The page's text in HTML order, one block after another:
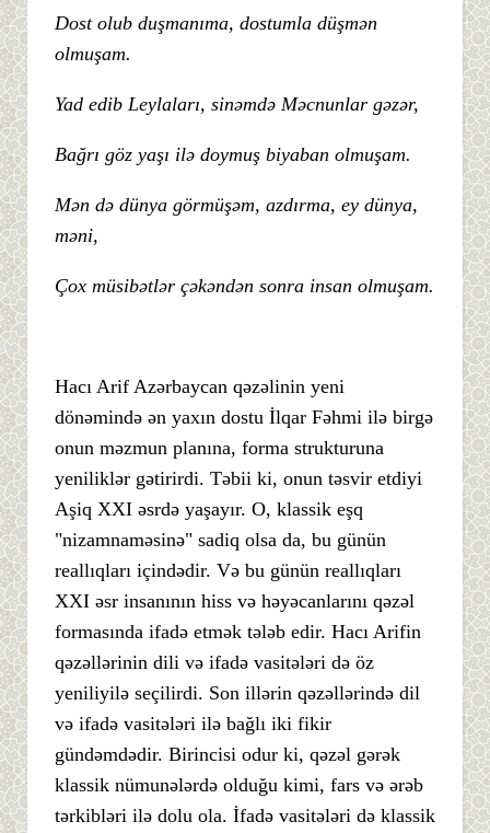
Dost olub duşmanıma, dostumla düşmən
olmuşam.
Yad edib Leylaları, sinəmdə Məcnunlar gəzər,
Bağrı göz yaşı ilə doymuş biyaban olmuşam.
Mən də dünya görmüşəm, azdırma, ey dünya,
məni,
Çox müsibətlər çəkəndən sonra insan olmuşam.
Hacı Arif Azərbaycan qəzəlinin yeni
dönəmində ən yaxın dostu İlqar Fəhmi ilə birgə
onun məzmun planına, forma strukturuna
yeniliklər gətirirdi. Təbii ki, onun təsvir etdiyi
Aşiq XXI əsrdə yaşayır. O, klassik eşq
"nizamnaməsinə" sadiq olsa da, bu günün
reallıqları içindədir. Və bu günün reallıqları
XXI əsr insanının hiss və həyəcanlarını qəzəl
formasında ifadə etmək tələb edir. Hacı Arifin
qəzəllərinin dili və ifadə vasitələri də öz
yeniliyilə seçilirdi. Son illərin qəzəllərində dil
və ifadə vasitələri ilə bağlı iki fikir
gündəmdədir. Birincisi odur ki, qəzəl gərək
klassik nümunələrdə olduğu kimi, fars və ərəb
tərkibləri ilə dolu ola. İfadə vasitələri də klassik